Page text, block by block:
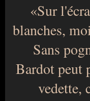
Sur
blanches,
Sans
Bardot peut
vedette,